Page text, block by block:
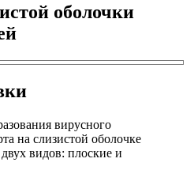
оболочки
вирусного
на слизистой оболочке
видов: плоские и